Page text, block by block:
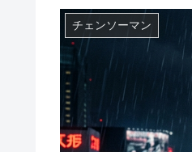
チェンソーマン